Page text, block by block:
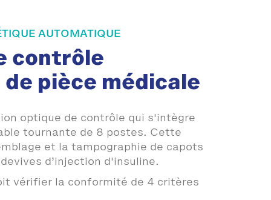
AUTOMATIQUE
contrôle
pièce médicale
optique de contrôle qui s'intègre
tournante de 8 postes. Cette
et la tampographie de capots
d’injection d'insuline.
vérifier la conformité de 4 critères